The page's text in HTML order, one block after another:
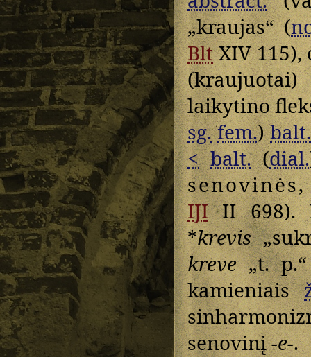
„kraujas“ (
BltXIV 115),
laikytino
sg. fem.)balt.
< balt.(dial.
senovinės,
IJIII 698).
*krevis
kreve„t.
kamieniais
senovinį-e-.